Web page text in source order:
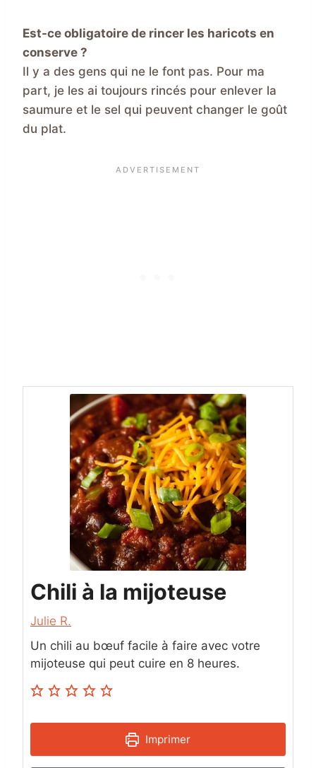
Est-ce obligatoire de rincer les haricots en
conserve ?
Il y a des gens qui ne le font pas. Pour ma
part, je les ai toujours rincés pour enlever la
saumure et le sel qui peuvent changer le goût
du plat.
Chili à la mijoteuse
Julie R.
Un chili au bœuf facile à faire avec votre
mijoteuse qui peut cuire en 8 heures.
Imprimer